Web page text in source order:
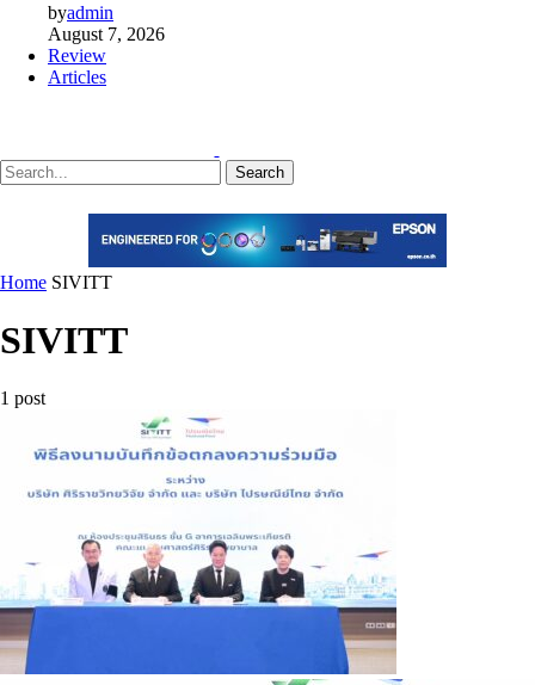
byadmin
August 7, 2026
Review
Articles
Search
Home SIVITT
SIVITT
1 post